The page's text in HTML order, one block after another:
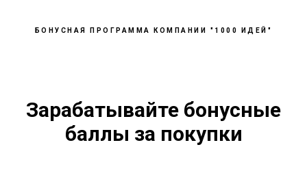
БОНУСНАЯ ПРОГРАММА КОМПАНИИ "1000 ИДЕЙ"
Зарабатывайте бонусные
баллы за покупки